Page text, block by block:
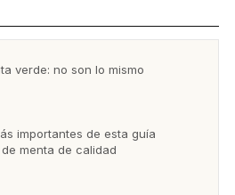
verde: no son lo mismo
importantes de esta guía
menta de calidad